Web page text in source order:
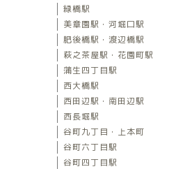
緑橋駅
美章園駅・河堀口駅
肥後橋駅・渡辺橋駅
萩之茶屋駅・花園町駅
蒲生四丁目駅
西大橋駅
西田辺駅・南田辺駅
西長堀駅
谷町九丁目・上本町
谷町六丁目駅
谷町四丁目駅